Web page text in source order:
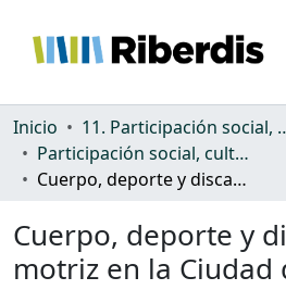
Comunidades
Todo DSpace
Inicio
11.
Participación social, cultural y política
Cuerpo, deporte y discapacidad motriz en la Ciudad de Buenos Aires. Tensiones entre la reproducción y el cuestionamiento a la dominación
Cuerpo, deporte y
motriz en la Ciudad